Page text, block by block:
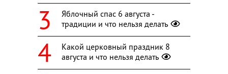
Яблочный спас 6 августа -
традиции и что нельзя делать
Какой церковный праздник 8
августа и что нельзя делать